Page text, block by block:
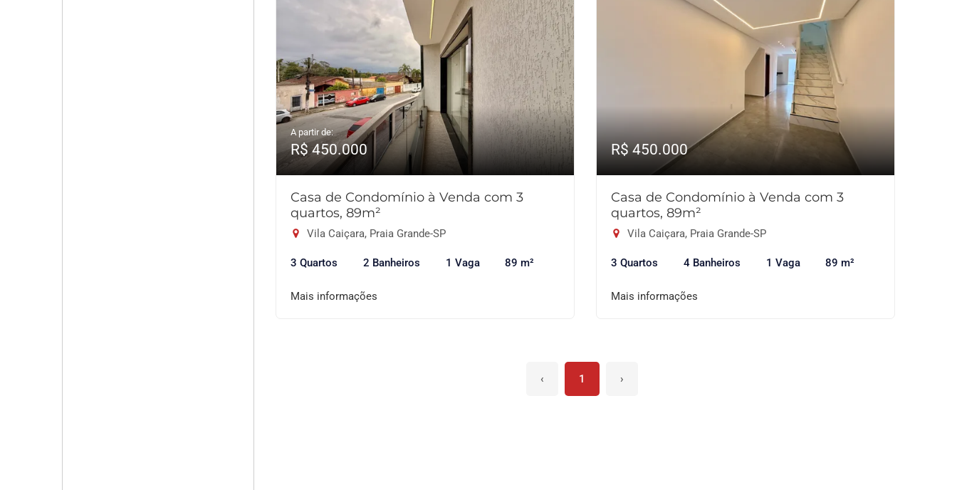
A partir de:
R$ 450.000
Casa de Condomínio à Venda com 3
quartos, 89m²
Vila Caiçara, Praia Grande-SP
3 Quartos 2 Banheiros 1 Vaga 89 m²
Mais informações
R$ 450.000
Casa de Condomínio à Venda com 3
quartos, 89m²
Vila Caiçara, Praia Grande-SP
3 Quartos 4 Banheiros 1 Vaga 89 m²
Mais informações
‹ 1 ›